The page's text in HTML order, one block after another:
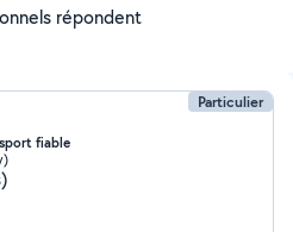
répondent
Particulier
fiable